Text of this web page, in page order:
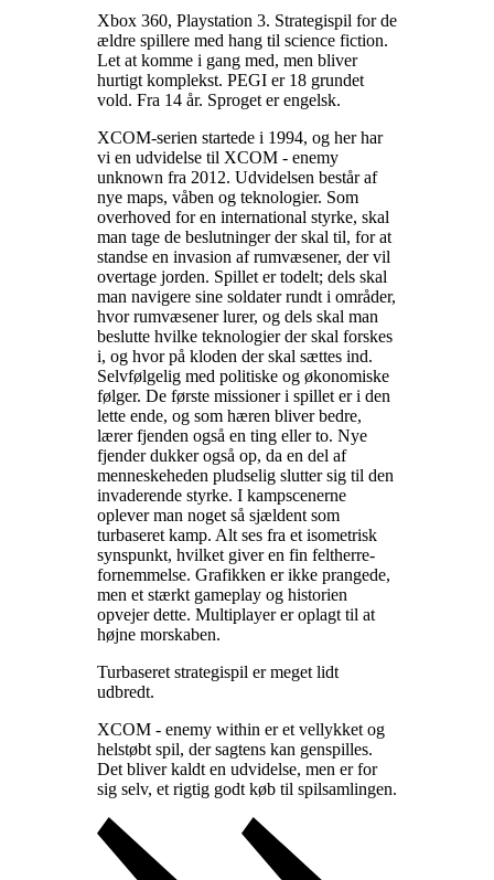
Xbox 360, Playstation 3. Strategispil for de
ældre spillere med hang til science fiction.
Let at komme i gang med, men bliver
hurtigt komplekst. PEGI er 18 grundet
vold. Fra 14 år. Sproget er engelsk.
XCOM-serien startede i 1994, og her har
vi en udvidelse til XCOM - enemy
unknown fra 2012. Udvidelsen består af
nye maps, våben og teknologier. Som
overhoved for en international styrke, skal
man tage de beslutninger der skal til, for at
standse en invasion af rumvæsener, der vil
overtage jorden. Spillet er todelt; dels skal
man navigere sine soldater rundt i områder,
hvor rumvæsener lurer, og dels skal man
beslutte hvilke teknologier der skal forskes
i, og hvor på kloden der skal sættes ind.
Selvfølgelig med politiske og økonomiske
følger. De første missioner i spillet er i den
lette ende, og som hæren bliver bedre,
lærer fjenden også en ting eller to. Nye
fjender dukker også op, da en del af
menneskeheden pludselig slutter sig til den
invaderende styrke. I kampscenerne
oplever man noget så sjældent som
turbaseret kamp. Alt ses fra et isometrisk
synspunkt, hvilket giver en fin feltherre-
fornemmelse. Grafikken er ikke prangede,
men et stærkt gameplay og historien
opvejer dette. Multiplayer er oplagt til at
højne morskaben.
Turbaseret strategispil er meget lidt
udbredt.
XCOM - enemy within er et vellykket og
helstøbt spil, der sagtens kan genspilles.
Det bliver kaldt en udvidelse, men er for
sig selv, et rigtig godt køb til spilsamlingen.